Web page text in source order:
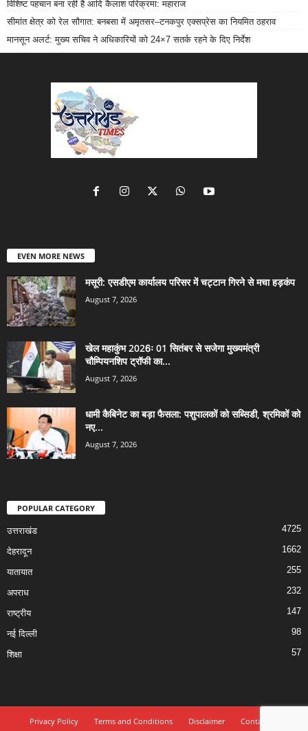
विशिष्ट पहचान बना रही है आदि कैलाश परिक्रमा: महाराज
सीमांत क्षेत्र को रेल सौगात: बनबसा में अमृतसर–टनकपुर एक्सप्रेस का नियमित ठहराव
मानसून अलर्ट: मुख्य सचिव ने अधिकारियों को 24×7 सतर्क रहने के दिए निर्देश
EVEN MORE NEWS
मसूरी: एसडीएम कार्यालय परिसर में चट्टान गिरने से मचा हड़कंप
August 7, 2026
खेल महाकुंभ 2026ः 01 सितंबर से सजेगा मुख्यमंत्री
चौम्पियनशिप ट्रॉफी का...
August 7, 2026
धामी कैबिनेट का बड़ा फैसला: पशुपालकों को सब्सिडी, श्रमिकों को
नए...
August 7, 2026
POPULAR CATEGORY
उत्तराखंड 4725
देहरादून 1662
यातायात 255
अपराध 232
राष्ट्रीय 147
नई दिल्ली 98
शिक्षा 57
Privacy Policy Terms and Conditions Disclaimer Contact Us